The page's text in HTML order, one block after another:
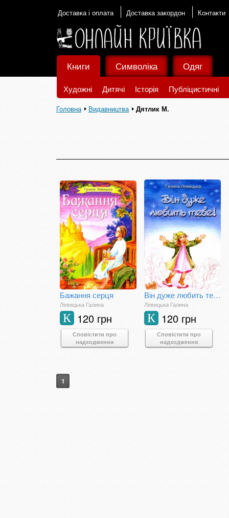
Доставка і оплата Доставка закордон Контакти
Книги
Художні Дитячі Історія Публіцистичні
Символіка Одяг
Головна Видавництва Дятлик М.
Бажання серця
Левицька Галина
120 грн
К
Сповістити про
надходження
Він дуже любить тебе
Левицька Галина
120 грн
К
Сповістити про
надходження
1